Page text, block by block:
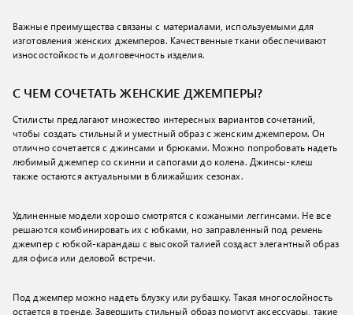
Важные преимущества связаны с материалами, используемыми для
изготовления женских джемперов. Качественные ткани обеспечивают
износостойкость и долговечность изделия.
С ЧЕМ СОЧЕТАТЬ ЖЕНСКИЕ ДЖЕМПЕРЫ?
Стилисты предлагают множество интересных вариантов сочетаний,
чтобы создать стильный и уместный образ с женским джемпером. Он
отлично сочетается с джинсами и брюками. Можно попробовать надеть
любимый джемпер со скинни и сапогами до колена. Джинсы-клеш
также остаются актуальными в ближайших сезонах.
Удлиненные модели хорошо смотрятся с кожаными леггинсами. Не все
решаются комбинировать их с юбками, но заправленный под ремень
джемпер с юбкой-карандаш с высокой талией создаст элегантный образ
для офиса или деловой встречи.
Под джемпер можно надеть блузку или рубашку. Такая многослойность
остается в тренде. Завершить стильный образ помогут аксессуары, такие